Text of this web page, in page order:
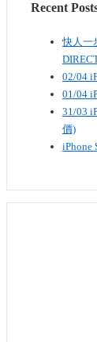
Recent
快人一
02/04
01/04
31/03
價)
iPhone